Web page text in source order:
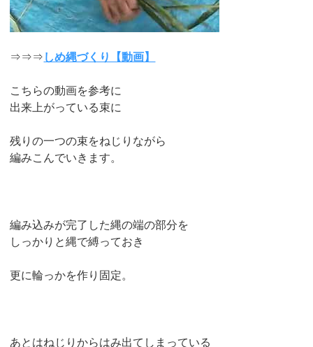
⇒⇒⇒ しめ縄づくり【動画】
こちらの動画を参考に
出来上がっている束に
残りの一つの束をねじりながら
編みこんでいきます。
編み込みが完了した縄の端の部分を
しっかりと縄で縛っておき
更に輪っかを作り固定。
あとはねじりからはみ出てしまっている